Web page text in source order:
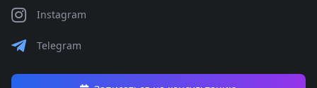
Instagram
Telegram